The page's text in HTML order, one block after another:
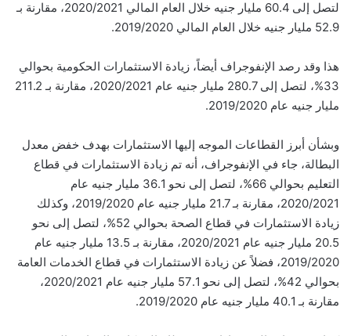
لتصل إلى 60.4 مليار جنيه خلال العام المالي 2020/2021، مقارنة بـ
52.9 مليار جنيه خلال العام المالي 2019/2020.
هذا وقد رصد الإنفوجراف أيضاً، زيادة الاستثمارات الحكومية بحوالي
33%، لتصل إلى 280.7 مليار جنيه عام 2020/2021، مقارنة بـ 211.2
مليار جنيه عام 2019/2020.
وبشأن أبرز القطاعات الموجه إليها الاستثمارات بهدف خفض معدل
البطالة، جاء في الإنفوجراف، أنه تم زيادة الاستثمارات في قطاع
التعليم بحوالي 66%، لتصل إلى نحو 36.1 مليار جنيه عام
2020/2021، مقارنة بـ 21.7 مليار جنيه عام 2019/2020، وكذلك
زيادة الاستثمارات في قطاع الصحة بحوالي 52%، لتصل إلى نحو
20.5 مليار جنيه عام 2020/2021، مقارنة بـ 13.5 مليار جنيه عام
2019/2020، فضلاً عن زيادة الاستثمارات في قطاع الخدمات العامة
بحوالي 42%، لتصل إلى نحو 57.1 مليار جنيه عام 2020/2021،
مقارنة بـ 40.1 مليار جنيه عام 2019/2020.